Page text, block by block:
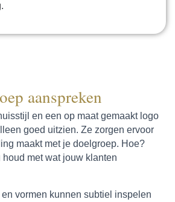
aanspreken
en een op maat gemaakt logo
goed uitzien. Ze zorgen ervoor
maakt met je doelgroep. Hoe?
met wat jouw klanten
vormen kunnen subtiel inspelen